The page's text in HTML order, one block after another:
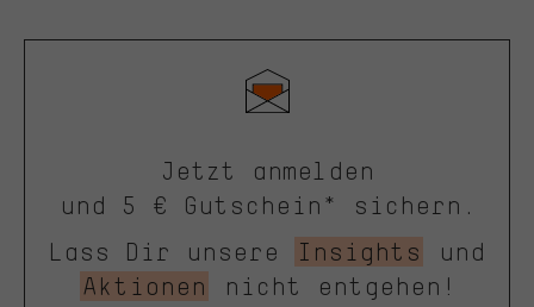
Jetzt anmelden
und 5 € Gutschein* sichern.
Lass Dir unsere
Insights
und
Aktionen
nicht entgehen!